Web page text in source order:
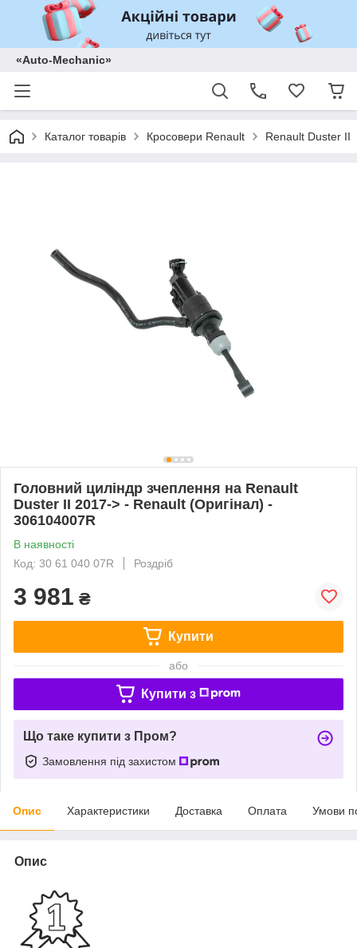
«Auto-Mechanic»
Каталог товарів Кросовери Renault Renault Duster II
Головний циліндр зчеплення на Renault
Duster II 2017-> - Renault (Оригінал) -
306104007R
В наявності
Код: 30 61 040 07R
Роздріб
3 981 ₴
Купити
або
Купити з
Що таке купити з Пром?
Замовлення під захистом
Опис Характеристики Доставка Оплата Умови
Опис